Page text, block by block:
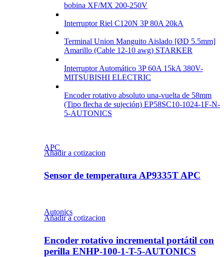
bobina XF/MX 200-250V
Interruptor Riel C120N 3P 80A 20kA
Terminal Union Manguito Aislado [ØD 5.5mm]
Amarillo (Cable 12-10 awg) STARKER
Interruptor Automático 3P 60A 15kA 380V-
MITSUBISHI ELECTRIC
Encoder rotativo absoluto una-vuelta de 58mm
(Tipo flecha de sujeción) EP58SC10-1024-1F-N-
5-AUTONICS
APC
Añadir a cotizacion
Sensor de temperatura AP9335T APC
Autonics
Añadir a cotizacion
Encoder rotativo incremental portátil con
perilla ENHP-100-1-T-5-AUTONICS